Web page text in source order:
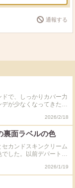
通報する
で、しっかりカバー力
が少なくなってきたと
ファンデに
ット、上からハイライ
なタイプの方はいらっ
2026/2/18
裏面ラベルの色
カンドスキンクリーム
した。以前デパートで
ィローダー公式サイ
？ それとも黒色ラベ
教えて頂きたいです。
2026/1/19